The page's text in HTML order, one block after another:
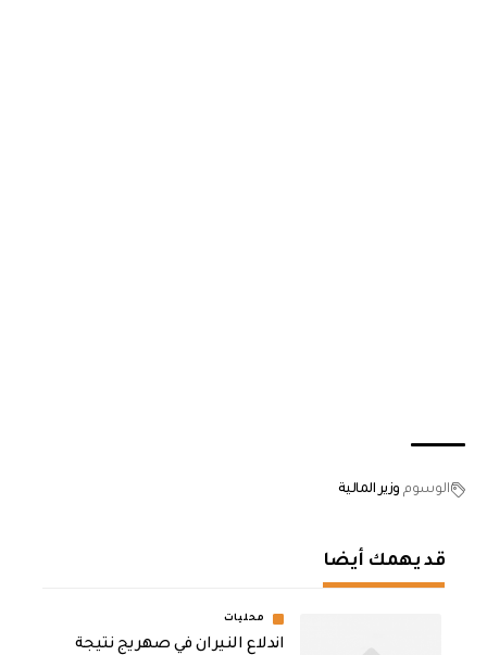
الوسوم وزير المالية
قد يهمك أيضا
محليات
اندلاع النيران في صهريج نتيجة